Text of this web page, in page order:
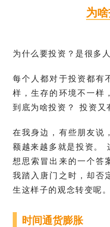
为
为什么要投资？是很多
每个人都对于投资都有
样，生存的环境不一样
到底为啥投资？ 投资又
在我身边，有些朋友说
额越来越多就是投资。
想思索冒出来的一个答
我踏入唐门之时，却否
生这样子的观念转变呢。
时间通货膨胀